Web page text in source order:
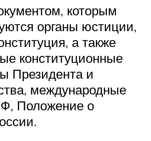
которым
органы юстиции,
а также
конституционные
Президента и
международные
Положение о